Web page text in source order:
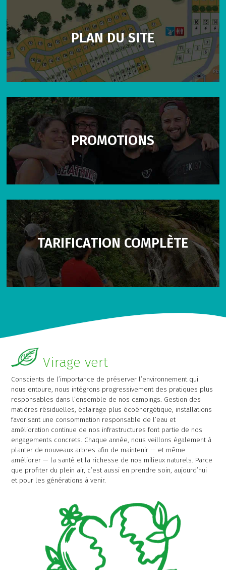
PLAN DU SITE
PROMOTIONS
TARIFICATION COMPLÈTE
Virage vert
Conscients de l’importance de préserver l’environnement qui
nous entoure, nous intégrons progressivement des pratiques plus
responsables dans l’ensemble de nos campings. Gestion des
matières résiduelles, éclairage plus écoénergétique, installations
favorisant une consommation responsable de l’eau et
amélioration continue de nos infrastructures font partie de nos
engagements concrets. Chaque année, nous veillons également à
planter de nouveaux arbres afin de maintenir — et même
améliorer — la santé et la richesse de nos milieux naturels. Parce
que profiter du plein air, c’est aussi en prendre soin, aujourd’hui
et pour les générations à venir.